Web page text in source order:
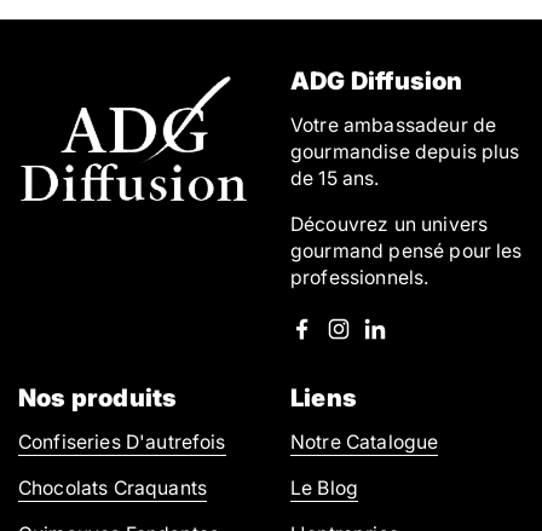
ADG Diffusion
Votre ambassadeur de
gourmandise depuis plus
de 15 ans.
Découvrez un univers
gourmand pensé pour les
professionnels.
Facebook
Instagram
LinkedIn
Nos produits
Confiseries D'autrefois
Chocolats Craquants
Liens
Notre Catalogue
Le Blog